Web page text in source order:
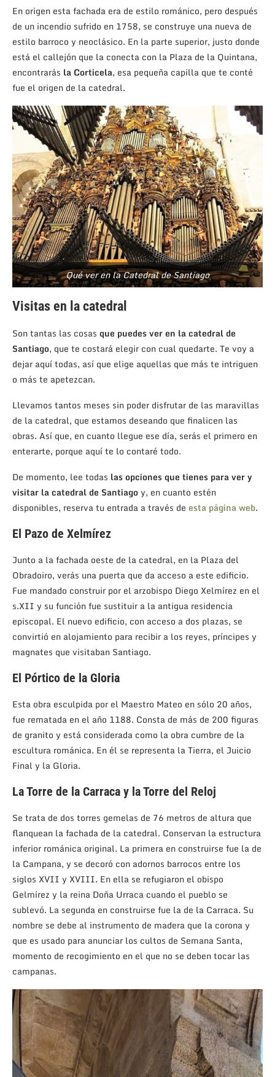
En origen esta fachada era de estilo románico, pero después
de un incendio sufrido en 1758, se construye una nueva de
estilo barroco y neoclásico. En la parte superior, justo donde
está el callejón que la conecta con la Plaza de la Quintana,
encontrarás la Corticela, esa pequeña capilla que te conté
fue el origen de la catedral.
Qué ver en la Catedral de Santiago
Visitas en la catedral
Son tantas las cosas que puedes ver en la catedral de
Santiago, que te costará elegir con cual quedarte. Te voy a
dejar aquí todas, así que elige aquellas que más te intriguen
o más te apetezcan.
Llevamos tantos meses sin poder disfrutar de las maravillas
de la catedral, que estamos deseando que finalicen las
obras. Así que, en cuanto llegue ese día, serás el primero en
enterarte, porque aquí te lo contaré todo.
De momento, lee todas las opciones que tienes para ver y
visitar la catedral de Santiagoy, en cuanto estén
disponibles, reserva tu entrada a través de esta página web.
El Pazo de Xelmírez
Junto a la fachada oeste de la catedral, en la Plaza del
Obradoiro, verás una puerta que da acceso a este edificio.
Fue mandado construir por el arzobispo Diego Xelmírez en el
s.XII y su función fue sustituir a la antigua residencia
episcopal. El nuevo edificio, con acceso a dos plazas, se
convirtió en alojamiento para recibir a los reyes, príncipes y
magnates que visitaban Santiago.
El Pórtico de la Gloria
Esta obra esculpida por el Maestro Mateo en sólo 20 años,
fue rematada en el año 1188. Consta de más de 200 figuras
de granito y está considerada como la obra cumbre de la
escultura románica. En él se representa la Tierra, el Juicio
Final y la Gloria.
La Torre de la Carraca y la Torre del Reloj
Se trata de dos torres gemelas de 76 metros de altura que
flanquean la fachada de la catedral. Conservan la estructura
inferior románica original. La primera en construirse fue la de
la Campana, y se decoró con adornos barrocos entre los
siglos XVII y XVIII. En ella se refugiaron el obispo
Gelmírez y la reina Doña Urraca cuando el pueblo se
sublevó. La segunda en construirse fue la de la Carraca. Su
nombre se debe al instrumento de madera que la corona y
que es usado para anunciar los cultos de Semana Santa,
momento de recogimiento en el que no se deben tocar las
campanas.